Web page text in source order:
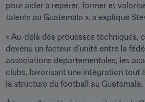
pour aider à repérer, former et
talents au Guatemala », a expliqué
« Au-delà des prouesses techniques,
devenu un facteur d’unité entre la
associations départementales, les
clubs, favorisant une intégration tout
la structure du football au Guatemala.